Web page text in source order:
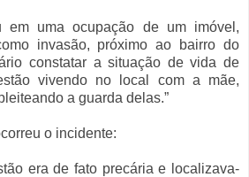
em uma ocupação de um imóvel,
invasão, próximo ao bairro do
constatar a situação de vida de
vivendo no local com a mãe,
a guarda delas.”
o incidente:
era de fato precária e localizava-